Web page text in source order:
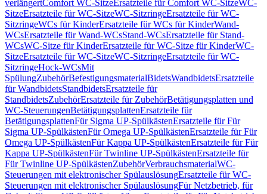
verlängertComfort WC-SitzeErsatzteile für Comfort WC-SitzeWC-
SitzeErsatzteile für WC-SitzeWC-SitzringeErsatzteile für WC-
SitzringeWCs für KinderErsatzteile für WCs für KinderWand-
WCsErsatzteile für Wand-WCsStand-WCsErsatzteile für Stand-
WCsWC-Sitze für KinderErsatzteile für WC-Sitze für KinderWC-
SitzeErsatzteile für WC-SitzeWC-SitzringeErsatzteile für WC-
SitzringeHock-WCsMit
SpülungZubehörBefestigungsmaterialBidetsWandbidetsErsatzteile
für WandbidetsStandbidetsErsatzteile für
StandbidetsZubehörErsatzteile für ZubehörBetätigungsplatten und
WC-SteuerungenBetätigungsplattenErsatzteile für
BetätigungsplattenFür Sigma UP-SpülkästenErsatzteile für Für
Sigma UP-SpülkästenFür Omega UP-SpülkästenErsatzteile für Für
Omega UP-SpülkästenFür Kappa UP-SpülkästenErsatzteile für Für
Kappa UP-SpülkästenFür Twinline UP-SpülkästenErsatzteile für
Für Twinline UP-SpülkästenZubehörVerbrauchsmaterialWC-
Steuerungen mit elektronischer SpülauslösungErsatzteile für WC-
Steuerungen mit elektronischer SpülauslösungFür Netzbetrieb, für